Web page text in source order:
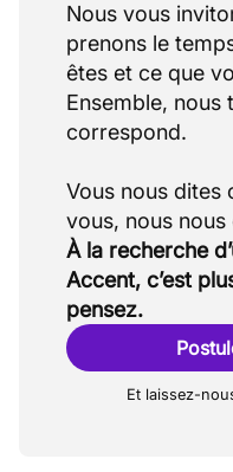
Nous vous
prenons le
êtes et ce que
Ensemble, nous
correspond.
Vous nous dites
À la recherche
Accent, c’est
pensez.
Et laissez-